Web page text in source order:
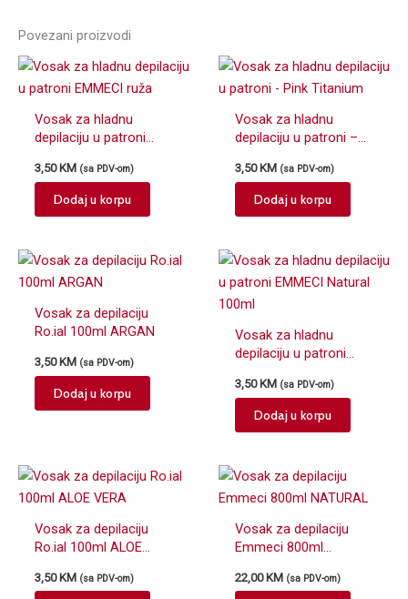
Povezani proizvodi
Vosak za hladnu
depilaciju u patroni
3,50 KM (sa PDV-om)
Dodaj u korpu
Vosak za hladnu
depilaciju u patroni –
3,50 KM (sa PDV-om)
Dodaj u korpu
Vosak za depilaciju
Ro.ial 100ml ARGAN
3,50 KM (sa PDV-om)
Dodaj u korpu
Vosak za hladnu
depilaciju u patroni
3,50 KM (sa PDV-om)
Dodaj u korpu
Vosak za depilaciju
Ro.ial 100ml ALOE
3,50 KM (sa PDV-om)
Vosak za depilaciju
Emmeci 800ml
22,00 KM (sa PDV-om)